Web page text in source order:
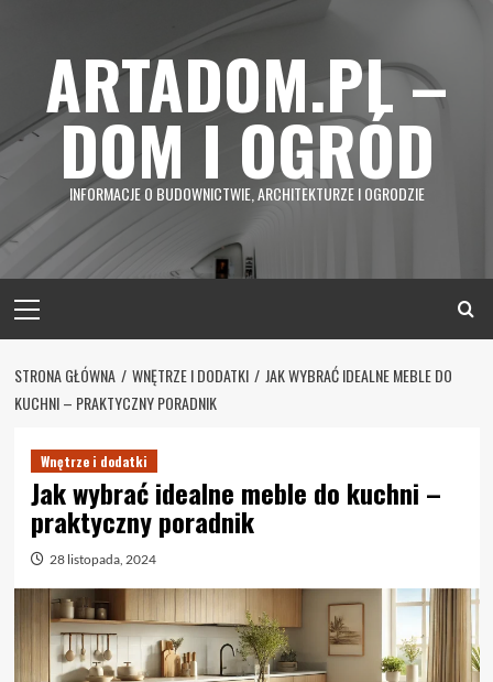
contentARTADOM.PL –
DOM I OGRÓD
INFORMACJE O BUDOWNICTWIE, ARCHITEKTURZE I OGRODZIE
Menu
STRONA GŁÓWNA WNĘTRZE I DODATKI
JAK WYBRAĆ IDEALNE MEBLE DO
KUCHNI – PRAKTYCZNY PORADNIK
Wnętrze i dodatki
Jak wybrać idealne meble do kuchni –
praktyczny poradnik
28 listopada, 2024